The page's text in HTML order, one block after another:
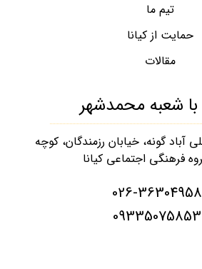
تیم ما
حمایت از کیانا
مقالات
با شعبه محمدشهر
آباد گونه، خیابان رزمندگان، کوچه
026-36304958
09335075853